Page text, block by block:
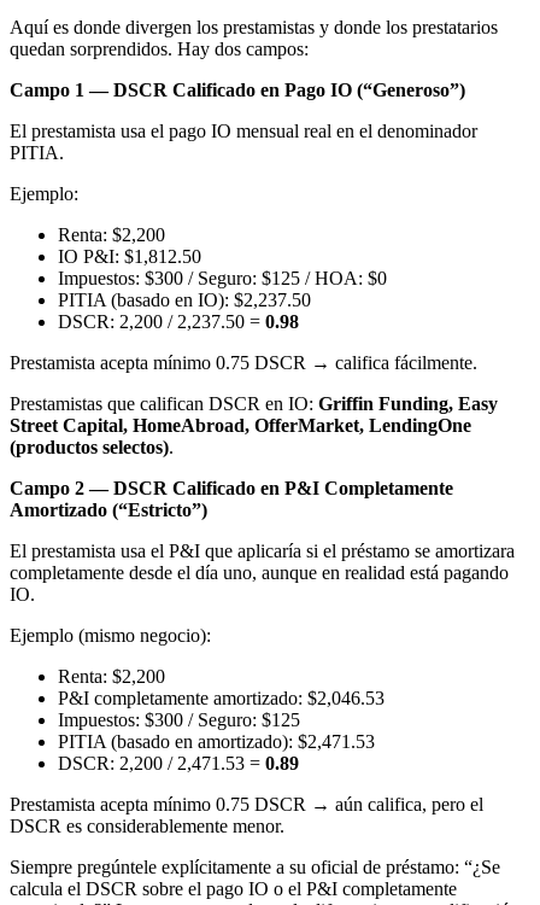
Aquí es donde divergen los prestamistas y donde los prestatarios
quedan sorprendidos. Hay dos campos:
Campo 1 — DSCR Calificado en Pago IO (“Generoso”)
El prestamista usa el pago IO mensual real en el denominador
PITIA.
Ejemplo:
Renta: $2,200
IO P&I: $1,812.50
Impuestos: $300 / Seguro: $125 / HOA: $0
PITIA (basado en IO): $2,237.50
DSCR: 2,200 / 2,237.50 = 0.98
Prestamista acepta mínimo 0.75 DSCR → califica fácilmente.
Prestamistas que califican DSCR en IO: Griffin Funding, Easy
Street Capital, HomeAbroad, OfferMarket, LendingOne
(productos selectos).
Campo 2 — DSCR Calificado en P&I Completamente
Amortizado (“Estricto”)
El prestamista usa el P&I que aplicaría si el préstamo se amortizara
completamente desde el día uno, aunque en realidad está pagando
IO.
Ejemplo (mismo negocio):
Renta: $2,200
P&I completamente amortizado: $2,046.53
Impuestos: $300 / Seguro: $125
PITIA (basado en amortizado): $2,471.53
DSCR: 2,200 / 2,471.53 = 0.89
Prestamista acepta mínimo 0.75 DSCR → aún califica, pero el
DSCR es considerablemente menor.
Siempre pregúntele explícitamente a su oficial de préstamo: “¿Se
calcula el DSCR sobre el pago IO o el P&I completamente